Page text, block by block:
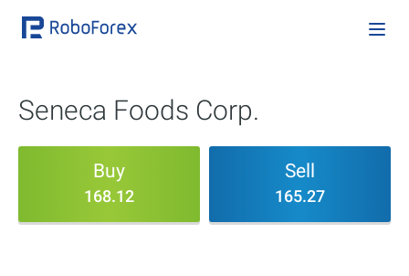
Seneca Foods Corp.
Buy
168.12
Sell
165.27